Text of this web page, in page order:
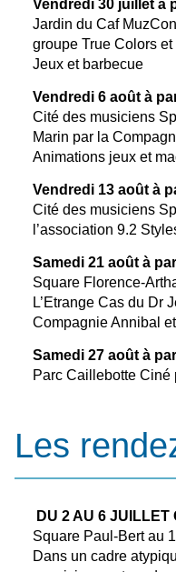
Vendredi 30 juillet à
Jardin du Caf
groupe True Colors et
Jeux et barbecue
Vendredi 6 août à
Cité des musiciens
Marin par la
Animations jeux et
Vendredi 13 août à
Cité des musiciens
l’association 9.2
Samedi 21 août à
Square Florence-
L’Etrange Cas du Dr
Compagnie Annibal
Samedi 27 août à
Parc Caillebotte
Les
DU 2 AU 6
Square Paul-Bert au
Dans un cadre